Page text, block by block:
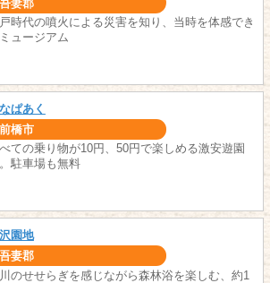
吾妻郡
時代の噴火による災害を知り、当時を体感でき
ュージアム
ぱあく
前橋市
ての乗り物が10円、50円で楽しめる激安遊園
駐車場も無料
園地
吾妻郡
のせせらぎを感じながら森林浴を楽しむ、約1